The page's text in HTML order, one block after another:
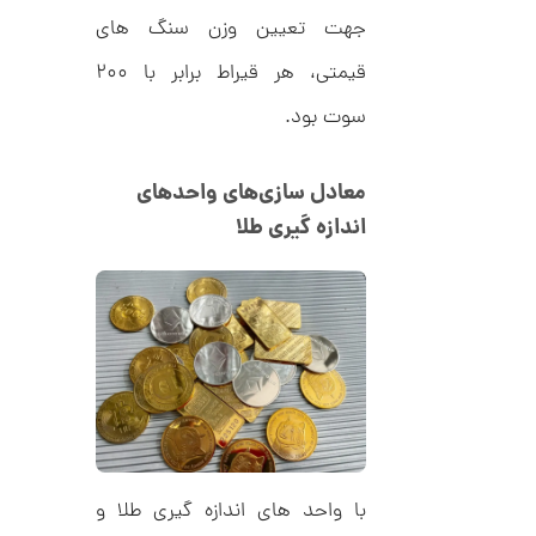
جهت تعیین وزن سنگ های
قیمتی، هر قیراط برابر با ۲۰۰
سوت بود.
معادل سازی‌های واحدهای
اندازه گیری طلا
با واحد های اندازه گیری طلا و